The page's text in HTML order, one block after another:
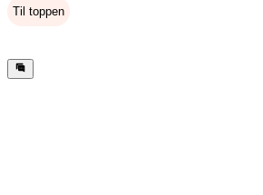
Til toppen